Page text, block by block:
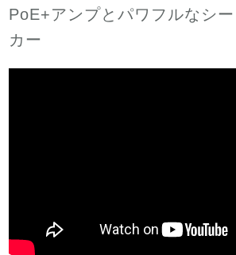
PoE+アンプとパワフルなシ
カー